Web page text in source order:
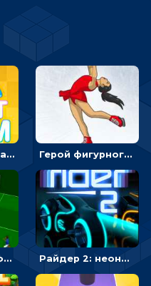
Сладкий бум: тапнуть, чтобы взорвать желейки - головоломка Герой фигурного катания - спортивные соревнования онлайн
Еврокубок по футболу 2021 в 3D: пасуй мяч и бей по воротам соперника Райдер 2: неоновые гонки на мотоциклах